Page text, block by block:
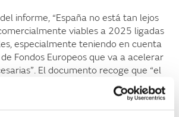
informe, “España no está tan lejos
viables a 2025 ligadas
especialmente teniendo en cuenta
Fondos Europeos que va a acelerar
El documento recoge que “el
queda por solucionar es la
ingresos por respaldo y servicios de
para que las baterías tengan una